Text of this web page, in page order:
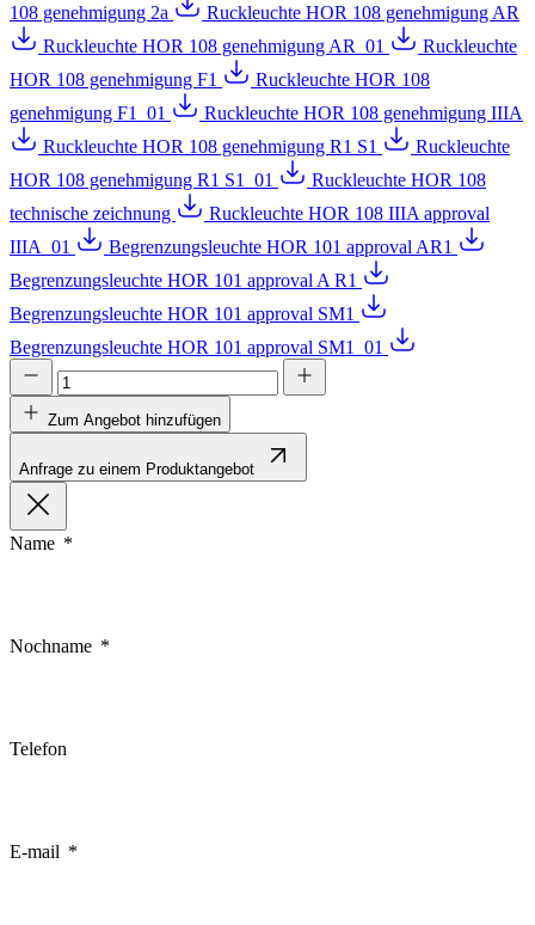
108 genehmigung 2a
Ruckleuchte HOR 108 genehmigung AR
Ruckleuchte HOR 108 genehmigung AR_01
Ruckleuchte
HOR 108 genehmigung F1
Ruckleuchte HOR 108
genehmigung F1_01
Ruckleuchte HOR 108 genehmigung IIIA
Ruckleuchte HOR 108 genehmigung R1 S1
Ruckleuchte
HOR 108 genehmigung R1 S1_01
Ruckleuchte HOR 108
technische zeichnung
Ruckleuchte HOR 108 IIIA approval
IIIA_01
Begrenzungsleuchte HOR 101 approval AR1
Begrenzungsleuchte HOR 101 approval A R1
Begrenzungsleuchte HOR 101 approval SM1
Begrenzungsleuchte HOR 101 approval SM1_01
Zum Angebot hinzufügen
Anfrage zu einem Produktangebot
Name
Nochname
Telefon
E-mail